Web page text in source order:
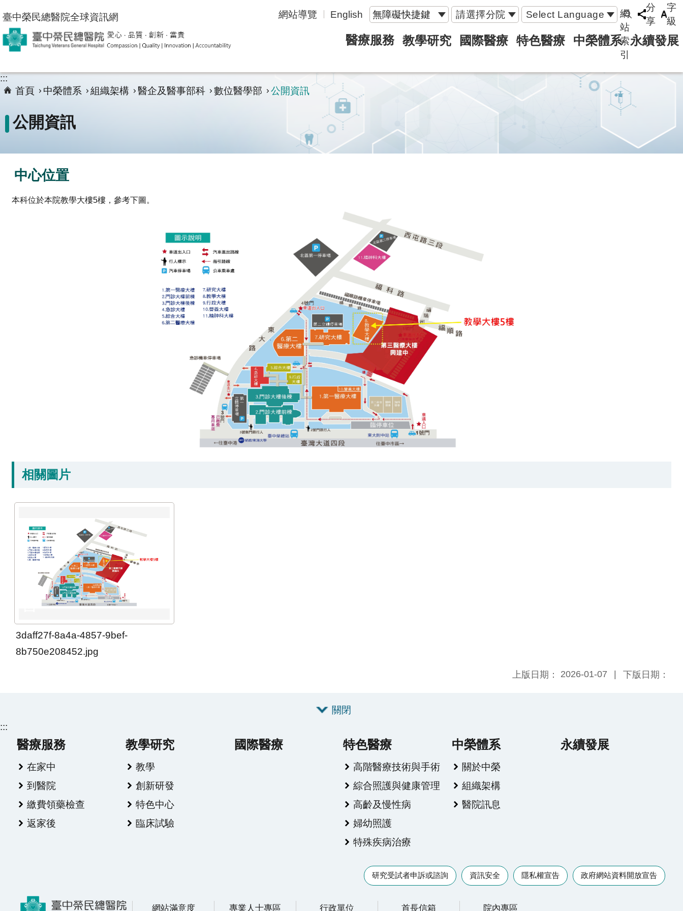
跳到主要內容區塊
臺中榮民總醫院全球資訊網 網站導覽 English 無障礙快捷鍵 請選擇分院 Select Language
網
站
索
引
分
享
字
級
醫療服務 教學研究 國際醫療 特色醫療 中榮體系 永續發展
:::
首頁
中榮體系 組織架構 醫企及醫事部科 數位醫學部 公開資訊
公開資訊
中心位置
本科位於本院教學大樓5樓，參考下圖。
相關圖片
3daff27f-8a4a-4857-9bef-
8b750e208452.jpg
上版日期： 2026-01-07 下版日期：
關閉
:::
醫療服務
在家中
到醫院
繳費領藥檢查
返家後
教學研究
教學
創新研發
特色中心
臨床試驗
國際醫療 特色醫療
高階醫療技術與手術
綜合照護與健康管理
高齡及慢性病
婦幼照護
特殊疾病治療
中榮體系
關於中榮
組織架構
醫院訊息
永續發展
研究受試者申訴或諮詢 資訊安全 隱私權宣告 政府網站資料開放宣告
網站滿意度 專業人士專區 行政單位 首長信箱 院內專區